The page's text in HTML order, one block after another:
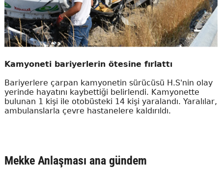
Kamyoneti bariyerlerin ötesine fırlattı
Bariyerlere çarpan kamyonetin sürücüsü H.S'nin olay
yerinde hayatını kaybettiği belirlendi. Kamyonette
bulunan 1 kişi ile otobüsteki 14 kişi yaralandı. Yaralılar,
ambulanslarla çevre hastanelere kaldırıldı.
Mekke Anlaşması ana gündem